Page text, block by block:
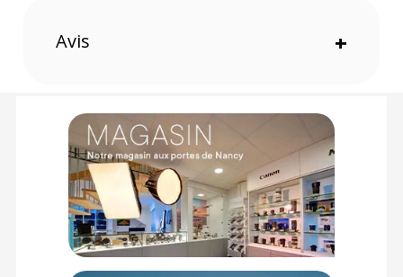
CONTENU DU CARTON
Caruba HB-77 Noir Pare-soleil
Offre valable jusqu'au 10-08-2026 inclus.
Code EAN Caruba HB-77 Noir Pare-soleil - Pare-soleil - Achat &
8718485014321
Garantie 2 ans
Avis +